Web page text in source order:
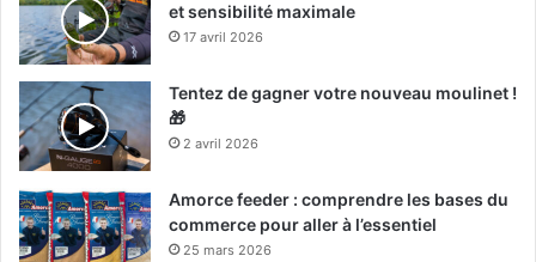
et sensibilité maximale
17 avril 2026
Tentez de gagner votre nouveau moulinet !
🎁
2 avril 2026
Amorce feeder : comprendre les bases du
commerce pour aller à l’essentiel
25 mars 2026